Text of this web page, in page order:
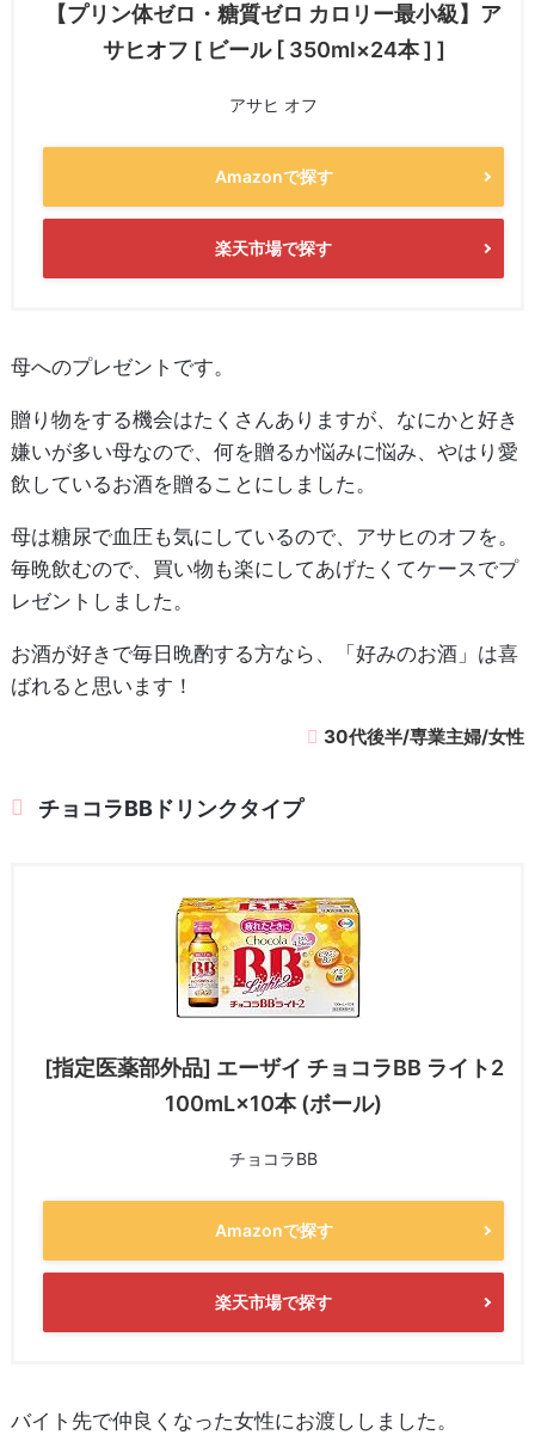
【プリン体ゼロ・糖質ゼロ カロリー最小級】ア
サヒオフ [ ビール [ 350ml×24本 ] ]
アサヒ オフ
Amazonで探す
楽天市場で探す
母へのプレゼントです。
贈り物をする機会はたくさんありますが、なにかと好き
嫌いが多い母なので、何を贈るか悩みに悩み、やはり愛
飲しているお酒を贈ることにしました。
母は糖尿で血圧も気にしているので、アサヒのオフを。
毎晩飲むので、買い物も楽にしてあげたくてケースでプ
レゼントしました。
お酒が好きで毎日晩酌する方なら、「好みのお酒」は喜
ばれると思います！
30代後半/専業主婦/女性
チョコラBBドリンクタイプ
[指定医薬部外品] エーザイ チョコラBB ライト2
100mL×10本 (ボール)
チョコラBB
Amazonで探す
楽天市場で探す
バイト先で仲良くなった女性にお渡ししました。